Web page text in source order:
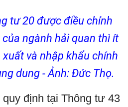
tư 20 được điều chỉnh
ngành hải quan thì ít
và nhập khẩu chính
dung - Ảnh: Đức Thọ.
định tại Thông tư 43